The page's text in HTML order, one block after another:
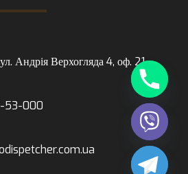
Андрія Верхогляда 4, оф. 21
53-000